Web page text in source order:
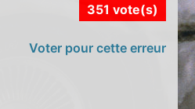
351 vote(s)
Voter pour cette erreur